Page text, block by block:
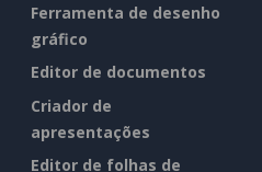
Ferramenta de desenho
gráfico
Editor de documentos
Criador de
apresentações
Editor de folhas de